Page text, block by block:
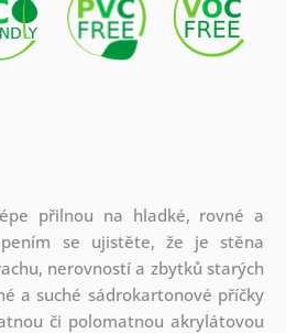
přilnou na hladké, rovné a
se ujistěte, že je stěna
nerovností a zbytků starých
a suché sádrokartonové příčky
či polomatnou akrylátovou